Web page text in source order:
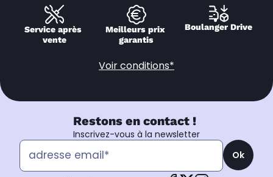
Service après
vente
Meilleurs prix
garantis
Boulanger Drive
Voir conditions*
Restons en contact !
Inscrivez-vous à la newsletter
Ok